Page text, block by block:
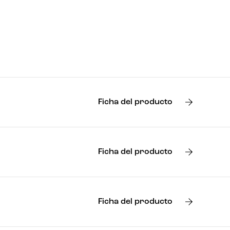
Ficha del producto
Ficha del producto
Ficha del producto